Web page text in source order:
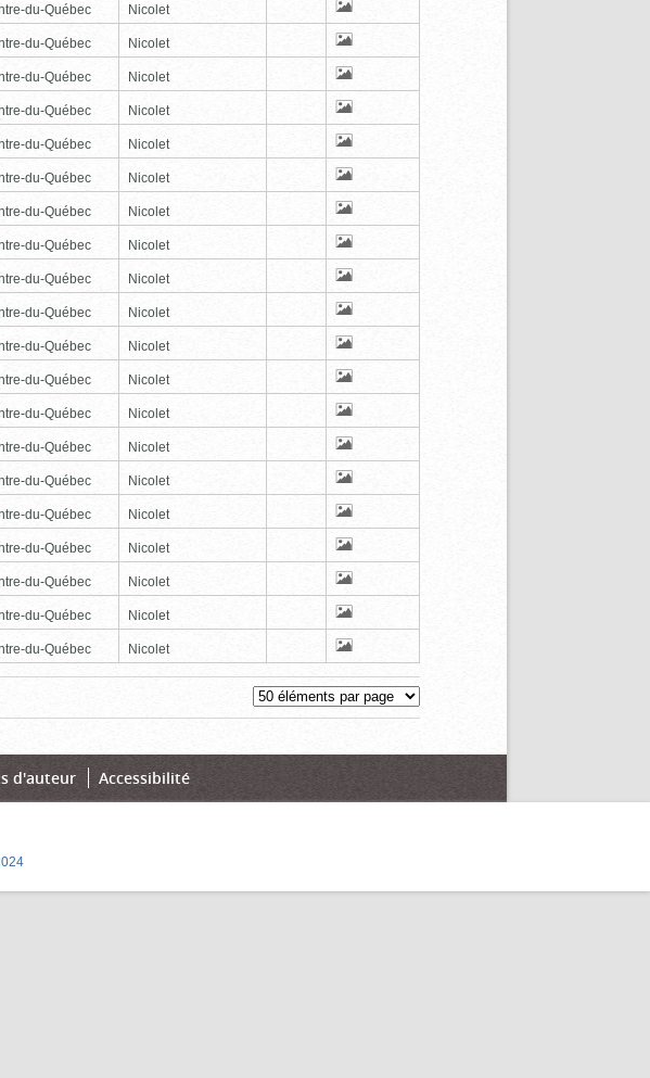
du-Québec Nicolet
du-Québec Nicolet
du-Québec Nicolet
du-Québec Nicolet
du-Québec Nicolet
du-Québec Nicolet
du-Québec Nicolet
du-Québec Nicolet
du-Québec Nicolet
du-Québec Nicolet
du-Québec Nicolet
du-Québec Nicolet
du-Québec Nicolet
du-Québec Nicolet
du-Québec Nicolet
du-Québec Nicolet
du-Québec Nicolet
du-Québec Nicolet
du-Québec Nicolet
du-Québec Nicolet
d'auteur Accessibilité